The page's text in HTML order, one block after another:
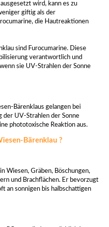
wird, kann es zu
giftig als der
die Hautreaktionen
sind Furocumarine. Diese
verantwortlich und
sie UV-Strahlen der Sonne
Bärenklaus gelangen bei
der UV-Strahlen der Sonne
phototoxische Reaktion aus.
Bärenklau ?
Wiesen, Gräben, Böschungen,
und Brachflächen. Er bevorzugt
an sonnigen bis halbschattigen